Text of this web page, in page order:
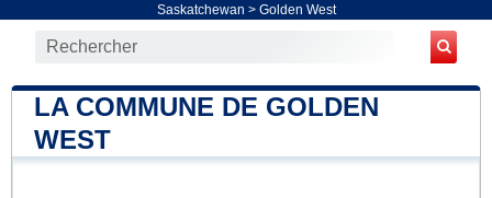
Saskatchewan > Golden West
LA COMMUNE DE GOLDEN
WEST